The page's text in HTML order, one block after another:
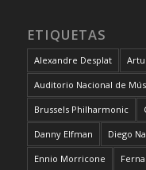
ETIQUETAS
Alexandre Desplat
Auditorio Nacional de
Brussels Philharmonic
Danny Elfman Diego
Ennio Morricone